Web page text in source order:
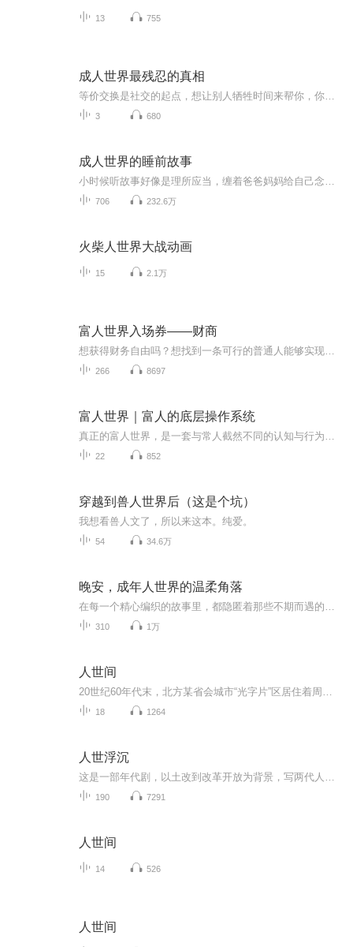
13 755
成人世界最残忍的真相
3 680
成人世界的睡前故事
706 232.6万
火柴人世界大战动画
15 2.1万
富人世界入场券——财商
266 8697
富人世界｜富人的底层操作系统
22 852
穿越到兽人世界后（这是个坑）
我想看兽人文了，所以来这本。纯爱。
54 34.6万
晚安，成年人世界的温柔角落
310 1万
人世间
18 1264
人世浮沉
190 7291
人世间
14 526
人世间